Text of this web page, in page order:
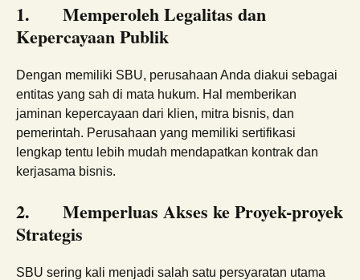
1. Memperoleh Legalitas dan
Kepercayaan Publik
Dengan memiliki SBU, perusahaan Anda diakui sebagai
entitas yang sah di mata hukum. Hal memberikan
jaminan kepercayaan dari klien, mitra bisnis, dan
pemerintah. Perusahaan yang memiliki sertifikasi
lengkap tentu lebih mudah mendapatkan kontrak dan
kerjasama bisnis.
2. Memperluas Akses ke Proyek-proyek
Strategis
SBU sering kali menjadi salah satu persyaratan utama